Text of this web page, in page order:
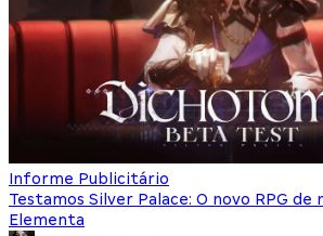
Informe Publicitário
Testamos Silver Palace: O novo RPG
Elementa